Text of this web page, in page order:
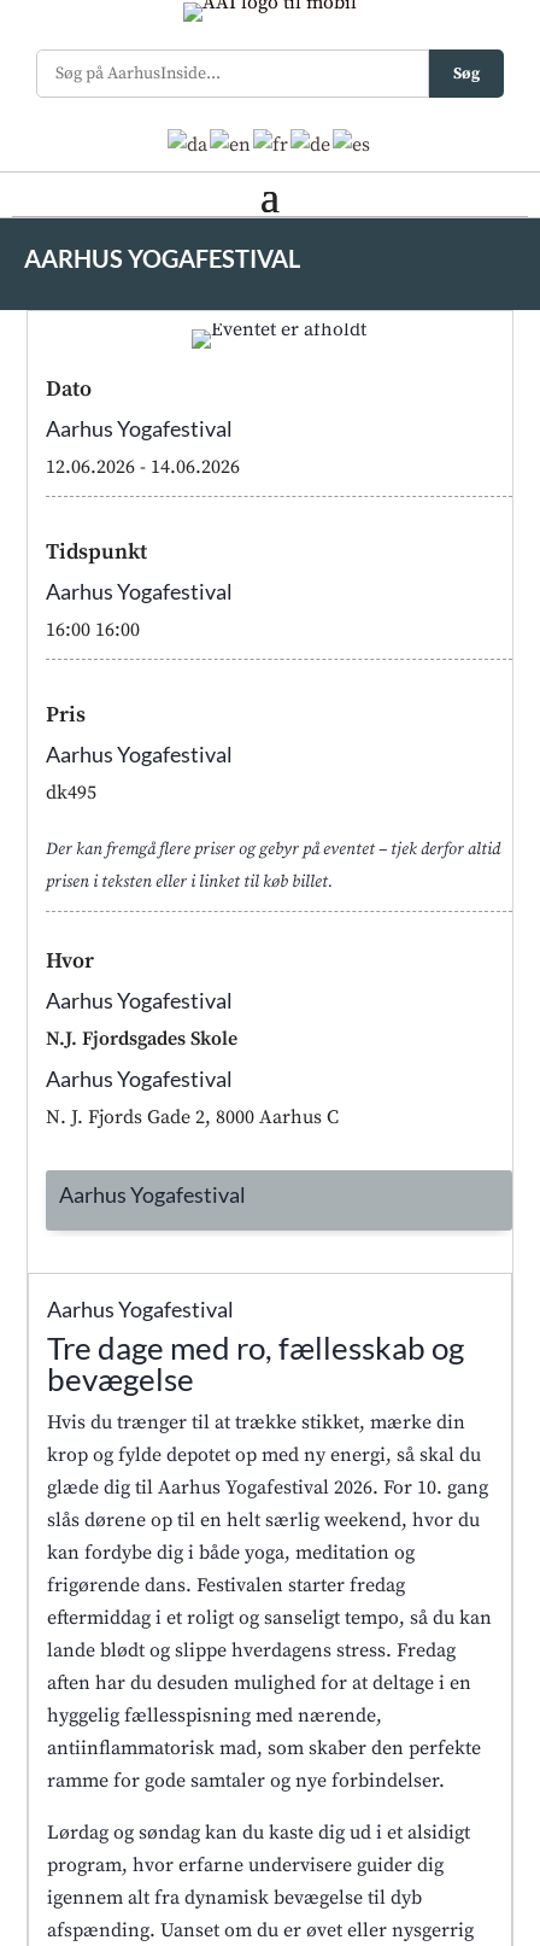
Søg
AARHUS YOGAFESTIVAL
Dato
Aarhus Yogafestival
12.06.2026 - 14.06.2026
Tidspunkt
Aarhus Yogafestival
16:00 16:00
Pris
Aarhus Yogafestival
dk495
Der kan fremgå flere priser og gebyr på eventet – tjek derfor altid
prisen i teksten eller i linket til køb billet.
Hvor
Aarhus Yogafestival
N.J. Fjordsgades Skole
Aarhus Yogafestival
N. J. Fjords Gade 2, 8000 Aarhus C
Aarhus Yogafestival
Aarhus Yogafestival
Tre dage med ro, fællesskab og
bevægelse
Hvis du trænger til at trække stikket, mærke din
krop og fylde depotet op med ny energi, så skal du
glæde dig til Aarhus Yogafestival 2026. For 10. gang
slås dørene op til en helt særlig weekend, hvor du
kan fordybe dig i både yoga, meditation og
frigørende dans. Festivalen starter fredag
eftermiddag i et roligt og sanseligt tempo, så du kan
lande blødt og slippe hverdagens stress. Fredag
aften har du desuden mulighed for at deltage i en
hyggelig fællesspisning med nærende,
antiinflammatorisk mad, som skaber den perfekte
ramme for gode samtaler og nye forbindelser.
Lørdag og søndag kan du kaste dig ud i et alsidigt
program, hvor erfarne undervisere guider dig
igennem alt fra dynamisk bevægelse til dyb
afspænding. Uanset om du er øvet eller nysgerrig